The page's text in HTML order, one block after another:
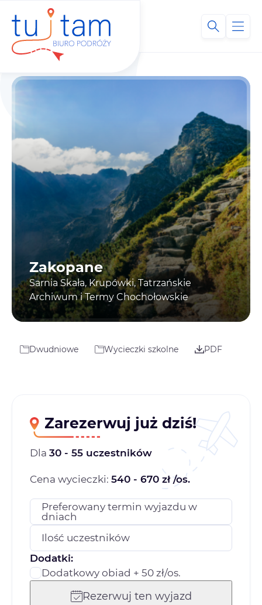
Zakopane
Sarnia Skała, Krupówki, Tatrzańskie
Archiwum i Termy Chochołowskie
Dwudniowe Wycieczki szkolne PDF
Zarezerwuj już dziś!
Dla 30 - 55 uczestników
Cena wycieczki: 540 - 670 zł /os.
Preferowany termin wyjazdu w
dniach
Ilość uczestników
Dodatki:
Dodatkowy obiad + 50 zł/os.
Rezerwuj ten wyjazd